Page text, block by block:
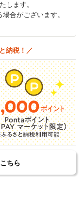
します。
合がございます。
納税！／
ちら